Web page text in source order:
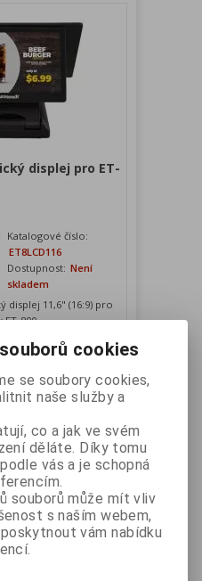
displej pro ET-
Katalogové číslo:
ET8LCD116
Dostupnost: Není
skladem
displej 11,6" (16:9) pro
800.
bez DPH:
2 057 Kč
s DPH: 2 489 Kč
Přidat do košíku
cookies
se soubory cookies,
naše služby a
co a jak ve svém
děláte. Díky tomu
vás a je schopná
souborů může mít vliv
s naším webem,
vám nabídku